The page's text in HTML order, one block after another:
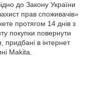
до Закону України
прав споживачів»
протягом 14 днів з
покупки повернути
придбані в інтернет
Makita.